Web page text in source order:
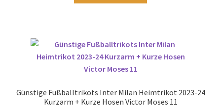
auf.
Die
auf
Günstige Fußballtrikots Inter Milan Heimtrikot 2023-24
Kurzarm + Kurze Hosen Victor Moses 11